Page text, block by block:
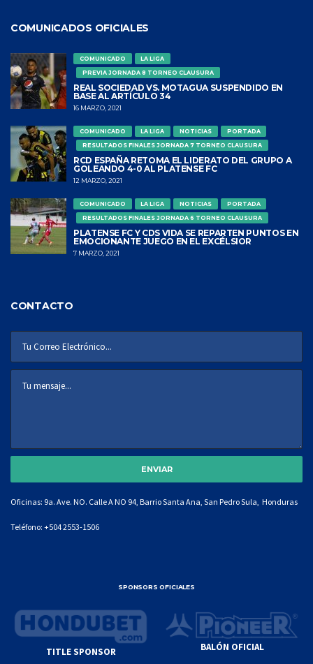
COMUNICADOS OFICIALES
COMUNICADO
LA LIGA
PREVIA JORNADA 8 TORNEO CLAUSURA
REAL SOCIEDAD VS. MOTAGUA SUSPENDIDO EN
BASE AL ARTÍCULO 34
16 MARZO, 2021
COMUNICADO LA LIGA NOTICIAS
PORTADA
RESULTADOS FINALES JORNADA 7 TORNEO CLAUSURA
RCD ESPAÑA RETOMA EL LIDERATO DEL GRUPO A
GOLEANDO 4-0 AL PLATENSE FC
12 MARZO, 2021
COMUNICADO LA LIGA NOTICIAS
PORTADA
RESULTADOS FINALES JORNADA 6 TORNEO CLAUSURA
PLATENSE FC Y CDS VIDA SE REPARTEN PUNTOS EN
EMOCIONANTE JUEGO EN EL EXCÉLSIOR
7 MARZO, 2021
CONTACTO
Oficinas: 9a. Ave. NO. Calle A NO 94, Barrio Santa Ana, San Pedro Sula, Honduras
Teléfono: +504 2553-1506
SPONSORS OFICIALES
TITLE SPONSOR BALÓN OFICIAL